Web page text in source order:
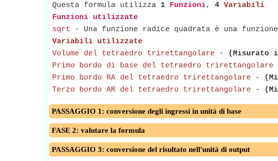
Questa formula utilizza 1 Funzioni, 4 Variabili
Funzioni utilizzate
sqrt - Una funzione radice quadrata è una
Variabili utilizzate
Volume del tetraedro trirettangolare - (Misurato
Primo bordo di base del tetraedro trirettangolare
Primo bordo RA del tetraedro trirettangolare -
Terzo bordo AR del tetraedro trirettangolare -
PASSAGGIO 1: conversione degli ingressi in unità di base
FASE 2: valutare la formula
PASSAGGIO 3: conversione del risultato nell'unità di output